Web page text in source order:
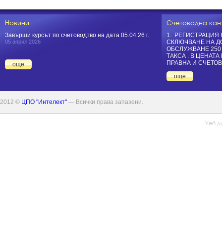
Новини
Завърши курсът по счетоводтво на дата 05.04.26 г.
05 април 2026
още
Счетоводна
1. РЕГИСТРАЦИЯ
СКЛЮЧВАНЕ НА
ОБСЛУЖВАНЕ
ТАКСА . В
ПРАВНА И
още
2012 © ЦПО "Интелект" — Всички права запазени.
Уеб